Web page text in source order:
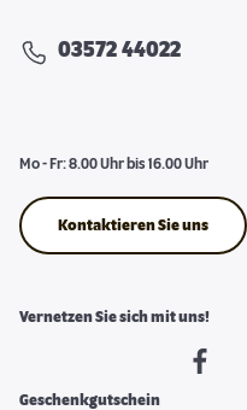
03572 44022
Mo - Fr: 8.00 Uhr bis 16.00 Uhr
Kontaktieren Sie uns
Vernetzen Sie sich mit uns!
Geschenkgutschein